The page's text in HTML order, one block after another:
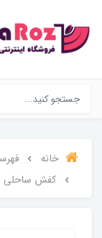
خانه
کفش ساحلی